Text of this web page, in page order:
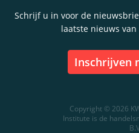
Schrijf u in voor de
laatste nieuws
inschrijven
Copyright © 2026
Institute is de